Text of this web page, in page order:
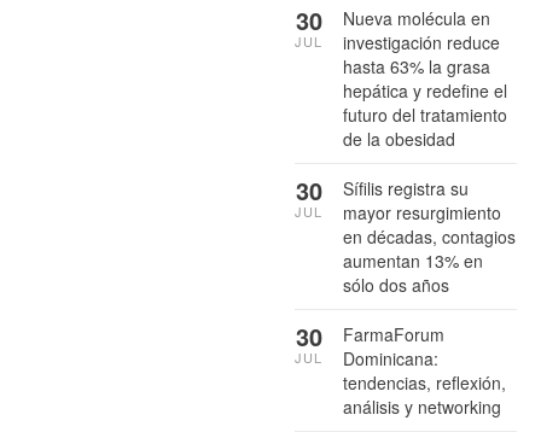
Nueva molécula en
investigación reduce
hasta 63% la grasa
hepática y redefine el
futuro del tratamiento
de la obesidad
30
JUL
Sífilis registra su
mayor resurgimiento
en décadas, contagios
aumentan 13% en
sólo dos años
30
JUL
FarmaForum
Dominicana:
tendencias, reflexión,
análisis y networking
30
JUL